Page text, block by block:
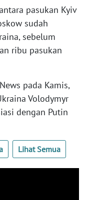
pasukan Kyiv
sudah
sebelum
ribu pasukan
pada Kamis,
Volodymyr
dengan Putin
Lihat Semua